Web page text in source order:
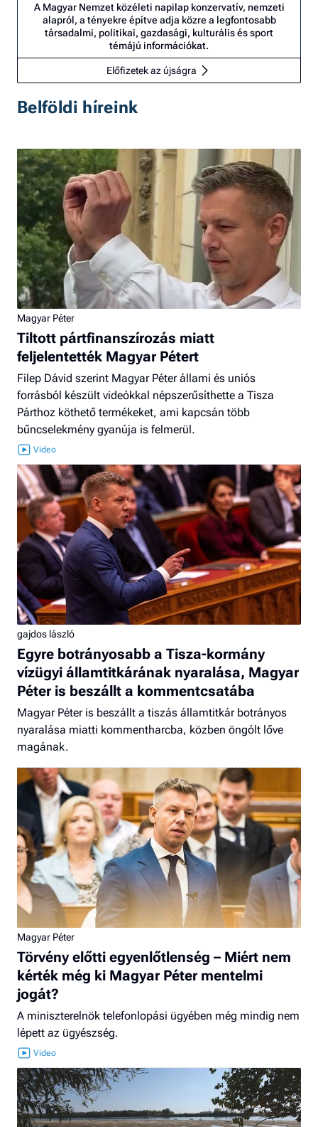
A Magyar Nemzet közéleti napilap konzervatív, nemzeti
alapról, a tényekre építve adja közre a legfontosabb
társadalmi, politikai, gazdasági, kulturális és sport
témájú információkat.
Előfizetek az újságra
Belföldi híreink
Magyar Péter
Tiltott pártfinanszírozás miatt
feljelentették Magyar Pétert
Filep Dávid szerint Magyar Péter állami és uniós
forrásból készült videókkal népszerűsíthette a Tisza
Párthoz köthető termékeket, ami kapcsán több
bűncselekmény gyanúja is felmerül.
gajdos lászló
Egyre botrányosabb a Tisza-kormány
vízügyi államtitkárának nyaralása, Magyar
Péter is beszállt a kommentcsatába
Magyar Péter is beszállt a tiszás államtitkár botrányos
nyaralása miatti kommentharcba, közben öngólt lőve
magának.
Magyar Péter
Törvény előtti egyenlőtlenség – Miért nem
kérték még ki Magyar Péter mentelmi
jogát?
A miniszterelnök telefonlopási ügyében még mindig nem
lépett az ügyészség.